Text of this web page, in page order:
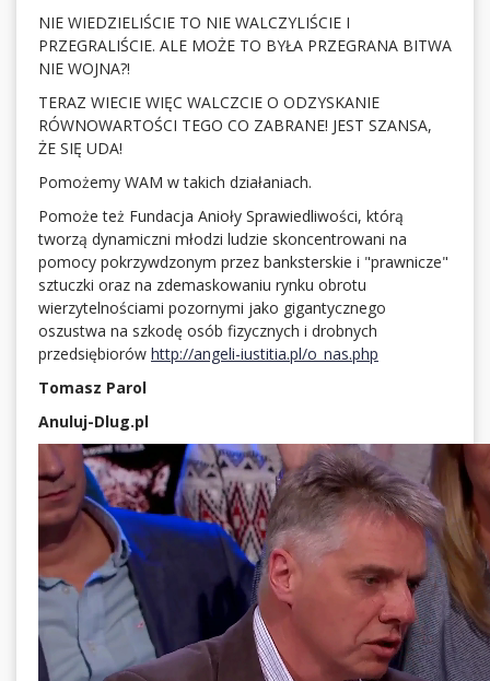
NIE WIEDZIELIŚCIE TO NIE WALCZYLIŚCIE I
PRZEGRALIŚCIE. ALE MOŻE TO BYŁA PRZEGRANA BITWA
NIE WOJNA?!
TERAZ WIECIE WIĘC WALCZCIE O ODZYSKANIE
RÓWNOWARTOŚCI TEGO CO ZABRANE! JEST SZANSA,
ŻE SIĘ UDA!
Pomożemy WAM w takich działaniach.
Pomoże też Fundacja Anioły Sprawiedliwości, którą
tworzą dynamiczni młodzi ludzie skoncentrowani na
pomocy pokrzywdzonym przez banksterskie i "prawnicze"
sztuczki oraz na zdemaskowaniu rynku obrotu
wierzytelnościami pozornymi jako gigantycznego
oszustwa na szkodę osób fizycznych i drobnych
przedsiębiorów http://angeli-iustitia.pl/o_nas.php
Tomasz Parol
Anuluj-Dlug.pl